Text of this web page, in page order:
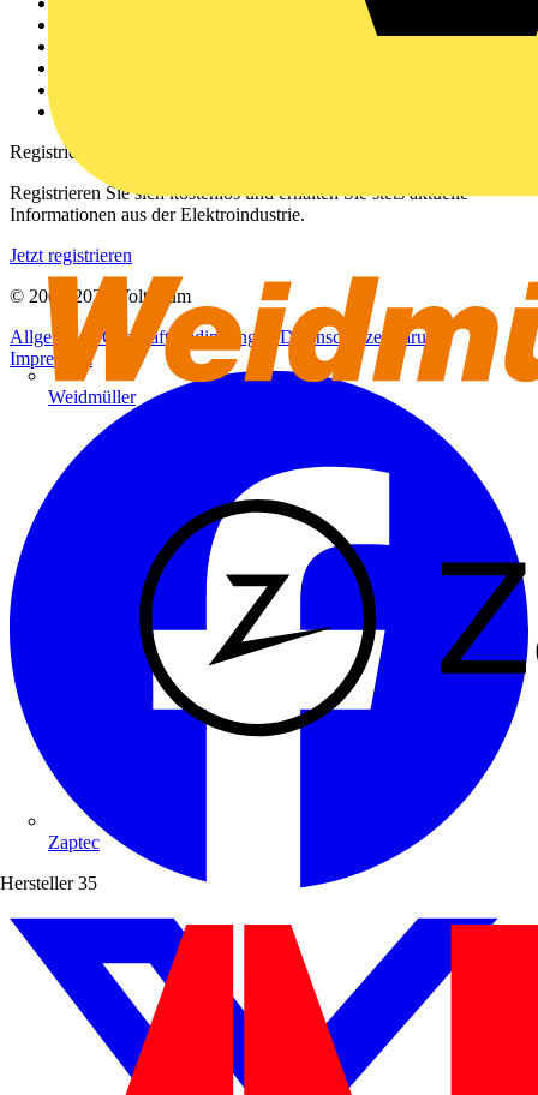
Weidmüller
Zaptec
Hersteller 35
Registrierung
Registrieren Sie sich kostenlos und erhalten Sie stets aktuelle
Informationen aus der Elektroindustrie.
Jetzt registrieren
© 2002-
2026
Voltimum
Allgemeine GeschäftsbedingungenDatenschutzerklärung
Impressum